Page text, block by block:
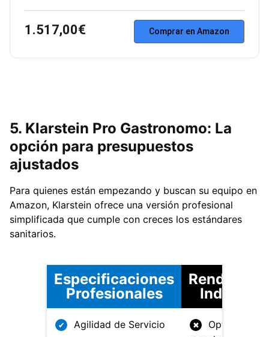
1.517,00€ Comprar en Amazon
5. Klarstein Pro Gastronomo: La
opción para presupuestos
ajustados
Para quienes están empezando y buscan su equipo en
Amazon, Klarstein ofrece una versión profesional
simplificada que cumple con creces los estándares
sanitarios.
Especificaciones
Profesionales
Industrial
✔ Agilidad de Servicio ✖
Optimizado